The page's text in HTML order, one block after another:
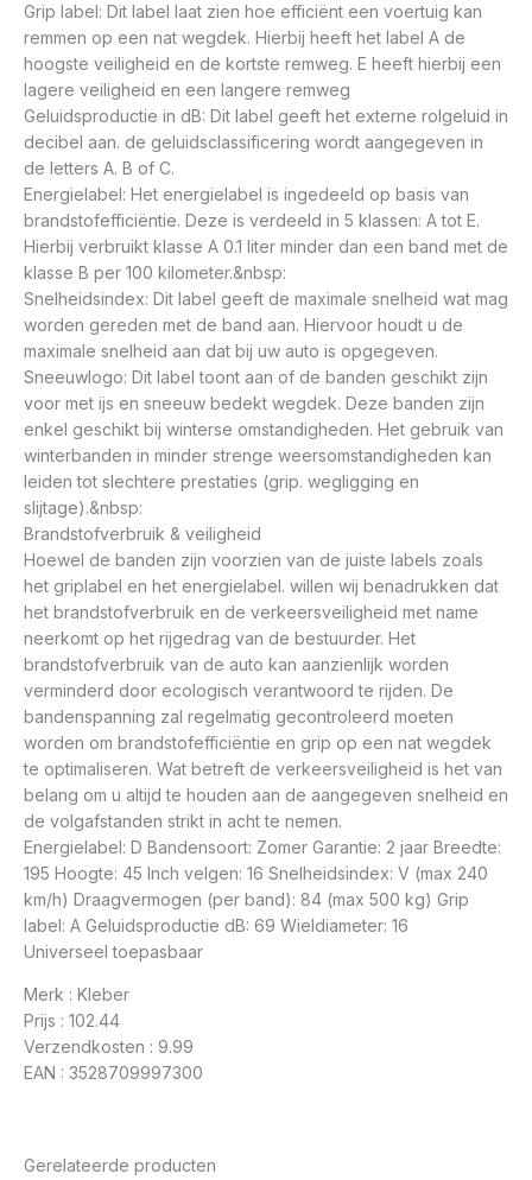
Grip label: Dit label laat zien hoe efficiënt een voertuig kan
remmen op een nat wegdek. Hierbij heeft het label A de
hoogste veiligheid en de kortste remweg. E heeft hierbij een
lagere veiligheid en een langere remweg
Geluidsproductie in dB: Dit label geeft het externe rolgeluid in
decibel aan. de geluidsclassificering wordt aangegeven in
de letters A. B of C.
Energielabel: Het energielabel is ingedeeld op basis van
brandstofefficiëntie. Deze is verdeeld in 5 klassen: A tot E.
Hierbij verbruikt klasse A 0.1 liter minder dan een band met de
klasse B per 100 kilometer.&nbsp:
Snelheidsindex: Dit label geeft de maximale snelheid wat mag
worden gereden met de band aan. Hiervoor houdt u de
maximale snelheid aan dat bij uw auto is opgegeven.
Sneeuwlogo: Dit label toont aan of de banden geschikt zijn
voor met ijs en sneeuw bedekt wegdek. Deze banden zijn
enkel geschikt bij winterse omstandigheden. Het gebruik van
winterbanden in minder strenge weersomstandigheden kan
leiden tot slechtere prestaties (grip. wegligging en
slijtage).&nbsp:
Brandstofverbruik & veiligheid
Hoewel de banden zijn voorzien van de juiste labels zoals
het griplabel en het energielabel. willen wij benadrukken dat
het brandstofverbruik en de verkeersveiligheid met name
neerkomt op het rijgedrag van de bestuurder. Het
brandstofverbruik van de auto kan aanzienlijk worden
verminderd door ecologisch verantwoord te rijden. De
bandenspanning zal regelmatig gecontroleerd moeten
worden om brandstofefficiëntie en grip op een nat wegdek
te optimaliseren. Wat betreft de verkeersveiligheid is het van
belang om u altijd te houden aan de aangegeven snelheid en
de volgafstanden strikt in acht te nemen.
Energielabel: D Bandensoort: Zomer Garantie: 2 jaar Breedte:
195 Hoogte: 45 Inch velgen: 16 Snelheidsindex: V (max 240
km/h) Draagvermogen (per band): 84 (max 500 kg) Grip
label: A Geluidsproductie dB: 69 Wieldiameter: 16
Universeel toepasbaar
Merk : Kleber
Prijs : 102.44
Verzendkosten : 9.99
EAN : 3528709997300
Gerelateerde producten